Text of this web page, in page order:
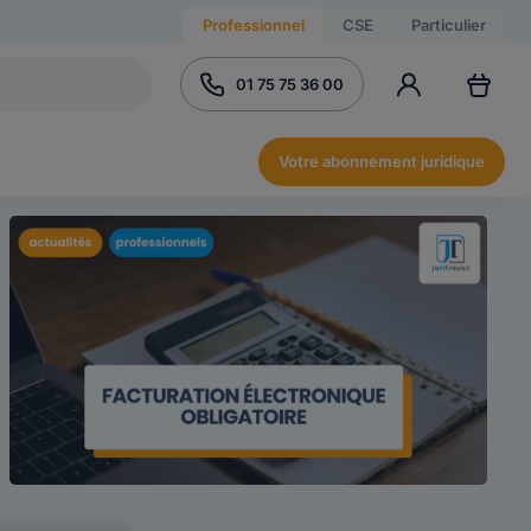
Professionnel CSE Particulier
01 75 75 36 00
Votre abonnement juridique